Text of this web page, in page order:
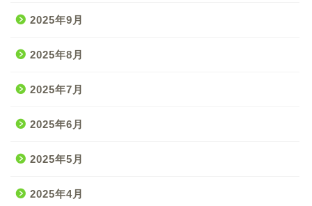
2025年9月
2025年8月
2025年7月
2025年6月
2025年5月
2025年4月